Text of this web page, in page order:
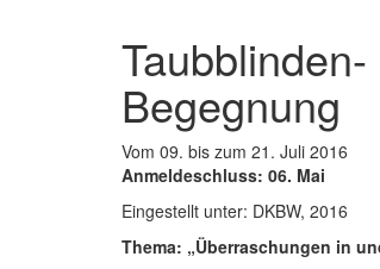
Begegnung
Vom 09. bis zum 21. Juli 2016
Anmeldeschluss: 06. Mai
Eingestellt unter: DKBW, 2016
Thema: „Überraschungen in